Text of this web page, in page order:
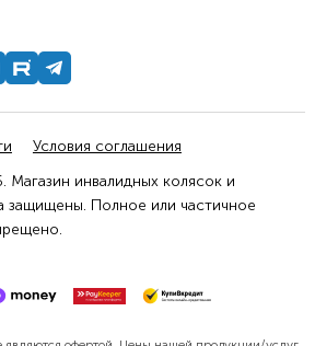
Условия соглашения
инвалидных колясок и
защищены. Полное или частичное